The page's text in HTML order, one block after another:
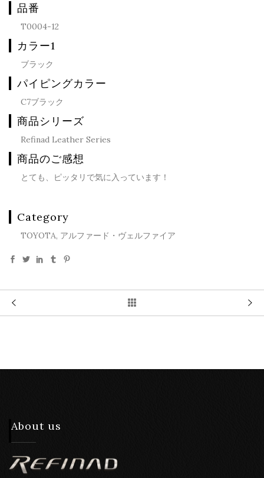
品番
T0004-12
カラー1
ブラック
パイピングカラー
C7ブラック
商品シリーズ
Refinad Leather Series
商品のご感想
とても、ピッタリで気に入っています！
Category
TOYOTA, アルファード・ヴェルファイア
About us